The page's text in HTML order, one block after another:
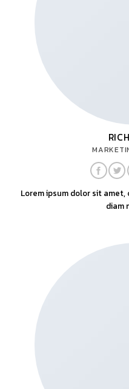
Lorem ipsum dolor sit
diam